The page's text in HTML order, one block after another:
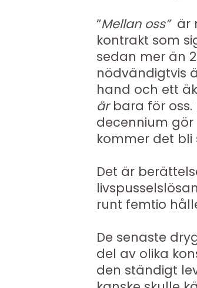
“Mellan oss” är
kontrakt som
sedan mer än
nödvändigtvis
hand och ett
ärbara för oss.
decennium
kommer det bli
Det är
runt femtio
De senaste
del av olika
den ständigt